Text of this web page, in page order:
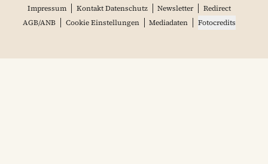
Impressum
Kontakt Datenschutz Newsletter
Redirect
AGB/ANB
Cookie Einstellungen Mediadaten Fotocredits